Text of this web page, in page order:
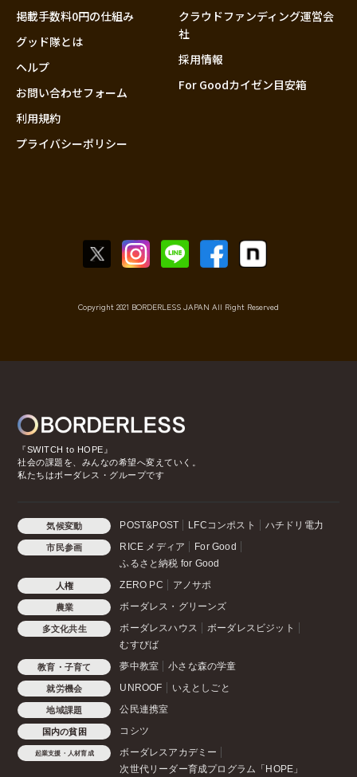
掲載手数料0円の仕組み
グッド隊とは
ヘルプ
お問い合わせフォーム
利用規約
プライバシーポリシー
クラウドファンディング運営会
社
採用情報
For Goodカイゼン目安箱
Copyright 2021 BORDERLESS JAPAN All Right Reserved
『SWITCH to HOPE』
社会の課題を、みんなの希望へ変えていく。
私たちはボーダレス・グループです
気候変動 POST&POST LFCコンポスト ハチドリ電力
市民参画 RICE メディア
For Good
ふるさと納税 for Good
人権 ZERO PC アノサポ
農業 ボーダレス・グリーンズ
多文化共生 ボーダレスハウス
ボーダレスビジット
むすびば
教育・子育て 夢中教室 小さな森の学童
就労機会 UNROOF いえとしごと
地域課題 公民連携室
国内の貧困 コシツ
起業支援・人材育成
ボーダレスアカデミー
次世代リーダー育成プログラム「HOPE」